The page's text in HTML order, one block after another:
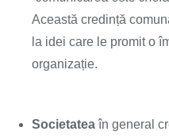
Această credință
la idei care le promit o
organizație.
Societateaîn general